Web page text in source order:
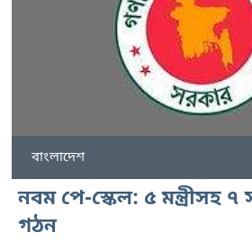
বাংলাদেশ
নবম পে-স্কেল: ৫ মন্ত্রীসহ ৭
গঠন